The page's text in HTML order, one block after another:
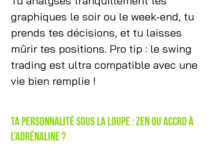
graphiques le soir ou le week-end, tu
prends tes décisions, et tu laisses
mûrir tes positions. Pro tip : le swing
trading est ultra compatible avec une
vie bien remplie !
Ta personnalité sous la loupe : zen ou accro à
l’adrénaline ?